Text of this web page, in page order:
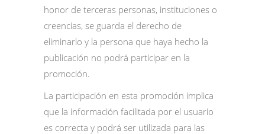
honor de terceras personas, instituciones o
creencias, se guarda el derecho de
eliminarlo y la persona que haya hecho la
publicación no podrá participar en la
promoción.
La participación en esta promoción implica
que la información facilitada por el usuario
es correcta y podrá ser utilizada para las